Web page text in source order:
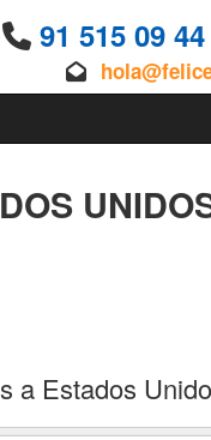
91 515 09
a Estados